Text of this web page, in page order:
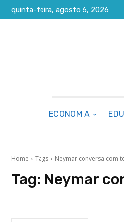
quinta-feira, agosto 6, 2026
ECONOMIA
Home Tags Neymar conversa com
Tag: Neymar